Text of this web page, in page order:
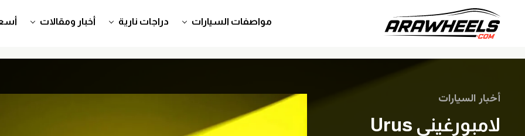
مواصفات السيارات دراجات نارية أخبار ومقالات
أخبار السيارات
لامبورغيني Urus